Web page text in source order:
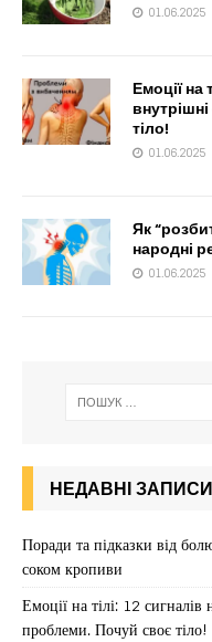
01.06.2025
Емоції на
тіло!
01.06.2025
Як
народні
01.06.2025
НЕДАВНІ ЗАПИСИ
Поради та підказки від
соком кропиви
Емоції на тілі: 12
проблеми. Почуй своє тіло!